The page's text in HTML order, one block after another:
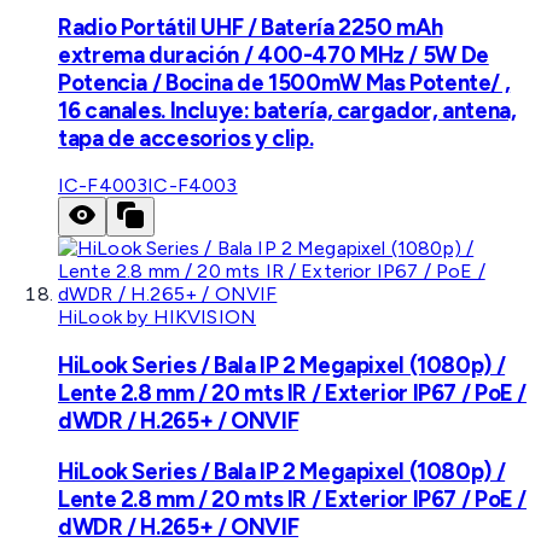
Radio Portátil UHF / Batería 2250 mAh
extrema duración / 400-470 MHz / 5W De
Potencia / Bocina de 1500mW Mas Potente/ ,
16 canales. Incluye: batería, cargador, antena,
tapa de accesorios y clip.
IC-F4003IC-F4003
HiLook by HIKVISION
HiLook Series / Bala IP 2 Megapixel (1080p) /
Lente 2.8 mm / 20 mts IR / Exterior IP67 / PoE /
dWDR / H.265+ / ONVIF
HiLook Series / Bala IP 2 Megapixel (1080p) /
Lente 2.8 mm / 20 mts IR / Exterior IP67 / PoE /
dWDR / H.265+ / ONVIF